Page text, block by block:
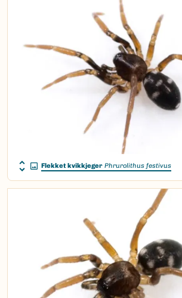
Flekket kvikkjeger Phrurolithus festivus